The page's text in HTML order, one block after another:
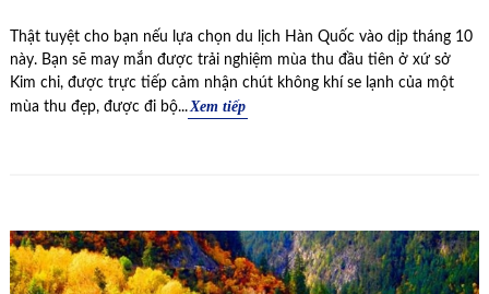
Thật tuyệt cho bạn nếu lựa chọn du lịch Hàn Quốc vào dịp tháng 10
này. Bạn sẽ may mắn được trải nghiệm mùa thu đầu tiên ở xứ sở
Kim chi, được trực tiếp cảm nhận chút không khí se lạnh của một
mùa thu đẹp, được đi bộ...Xem tiếp